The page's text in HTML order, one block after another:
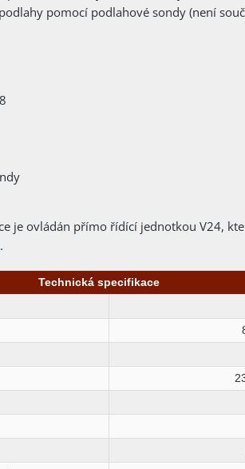
pomocí podlahové sondy (není
je ovládán přímo řídící jednotkou V24,
Technická specifikace